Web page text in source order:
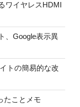
ワイヤレスHDMI
、Google表示異
トの簡易的な改
たことメモ